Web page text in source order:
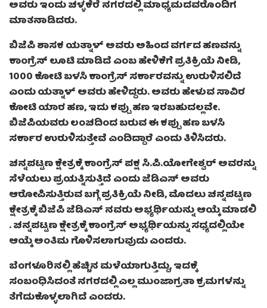
ಅವರು ಇಂದು ಚಳ್ಳಕೆರೆ ನಗರದಲ್ಲಿ ಮಾಧ್ಯಮದವರೊಂದಿಗ
ಮಾತನಾಡಿದರು.
ಬಿಜೆಪಿ ಶಾಸಕ ಯತ್ನಾಳ್ ಅವರು ಅಹಿಂದ ವರ್ಗದ ಹಣವನ್ನು
ಕಾಂಗ್ರೆಸ್ ಲೂಟಿ ಮಾಡಿದೆ ಎಂಬ ಹೇಳಿಕೆಗೆ ಪ್ರತಿಕ್ರಿಯೆ ನೀಡಿ,
1000 ಕೋಟಿ ಬಳಸಿ ಕಾಂಗ್ರೆಸ್ ಸರ್ಕಾರವನ್ನು ಉರುಳಿಸಲಿದೆ
ಎಂದು ಯತ್ನಾಳ್ ಅವರು ಹೇಳಿದ್ದರು. ಅವರು ಹೇಳುವ ಸಾವಿರ
ಕೋಟಿ ಯಾರ ಹಣ, ಇದು ಕಪ್ಪು ಹಣ ಇರಬಹುದಲ್ಲವೇ.
ಬಿಜೆಪಿಯವರು ಲಂಚದಿಂದ ಬರುವ ಈ ಕಪ್ಪು ಹಣ ಬಳಸಿ
ಸರ್ಕಾರ ಉರುಳಿಸುತ್ತೇವೆ ಎಂದಿದ್ದಾರೆ ಎಂದು ತಿಳಿಸಿದರು.
ಚನ್ನಪಟ್ಟಣ ಕ್ಷೇತ್ರಕ್ಕೆ ಕಾಂಗ್ರೆಸ್ ಪಕ್ಷ ಸಿ.ಪಿ.ಯೋಗೇಶ್ವರ್ ಅವರನ್ನು
ಸೆಳೆಯಲು ಪ್ರಯತ್ನಿಸುತ್ತಿದೆ ಎಂದು ಜೆಡಿಎಸ್ ಅವರು
ಆರೋಪಿಸುತ್ತಿರುವ ಬಗ್ಗೆ ಪ್ರತಿಕ್ರಿಯೆ ನೀಡಿ, ಮೊದಲು ಚನ್ನಪಟ್ಟಣ
ಕ್ಷೇತ್ರಕ್ಕೆ ಬಿಜೆಪಿ ಜೆಡಿಎಸ್ ನವರು ಅಭ್ಯರ್ಥಿಯನ್ನು ಆಯ್ಕೆ ಮಾಡಲಿ
. ಚನ್ನಪಟ್ಟಣ ಕ್ಷೇತ್ರಕ್ಕೆ ಕಾಂಗ್ರೆಸ್ ಅಭ್ಯರ್ಥಿಯನ್ನು ಸಧ್ಯದಲ್ಲಿಯೇ
ಆಯ್ಕೆ ಅಂತಿಮ ಗೊಳಿಸಲಾಗುವುದು ಎಂದರು.
ಬೆಂಗಳೂರಿನಲ್ಲಿ ಹೆಚ್ಚಿನ ಮಳೆಯಾಗುತ್ತಿದ್ದು, ಇದಕ್ಕೆ
ಸಂಬಂಧಿಸಿದಂತೆ ನಗರದಲ್ಲಿ ಎಲ್ಲ ಮುಂಜಾಗ್ರತಾ ಕ್ರಮಗಳನ್ನು
ತೆಗೆದುಕೊಳ್ಳಲಾಗಿದೆ ಎಂದರು.